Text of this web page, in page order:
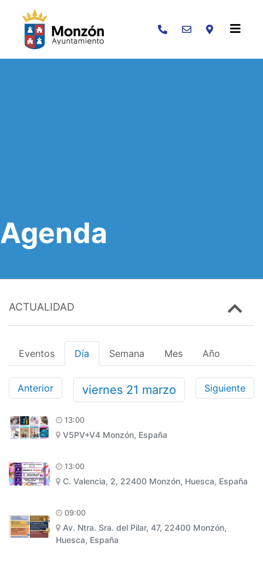
Buscar
Agenda
ACTUALIDAD
Eventos Día Semana Mes Año
Anterior viernes 21 marzo Siguiente
13:00
V5PV+V4 Monzón, España
13:00
C. Valencia, 2, 22400 Monzón, Huesca, España
09:00
Av. Ntra. Sra. del Pilar, 47, 22400 Monzón,
Huesca, España